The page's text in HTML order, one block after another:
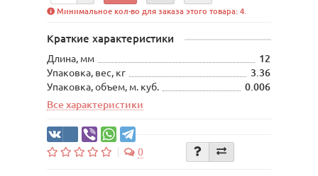
Минимальное кол-во для заказа этого товара: 4.
Краткие характеристики
Длина, мм
12
Упаковка, вес, кг
3.36
Упаковка, объем, м. куб.
0.006
Все характеристики
0